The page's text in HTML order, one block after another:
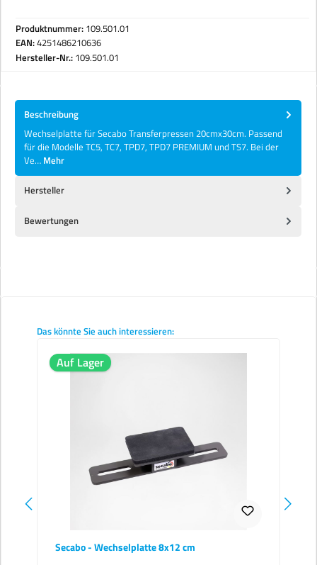
Produktnummer: 109.501.01
EAN:4251486210636
Hersteller-Nr.: 109.501.01
Beschreibung
Wechselplatte für Secabo Transferpressen 20cmx30cm. Passend
für die Modelle TC5, TC7, TPD7, TPD7 PREMIUM und TS7. Bei der
Ve… Mehr
Hersteller
Bewertungen
Produktgalerie überspringen
Das könnte Sie auch interessieren:
Auf Lager
Secabo - Wechselplatte 8x12 cm